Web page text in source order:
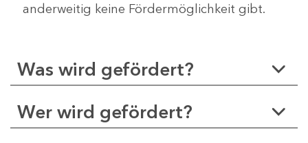
anderweitig keine Fördermöglichkeit gibt.
Was wird gefördert?
Wer wird gefördert?